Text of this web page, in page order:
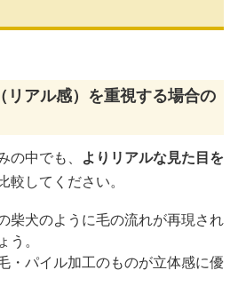
リアル感）を重視する場合の
中でも、 よりリアルな見た目を
較してください。
柴犬のように毛の流れが再現され
。
・パイル加工のものが立体感に優